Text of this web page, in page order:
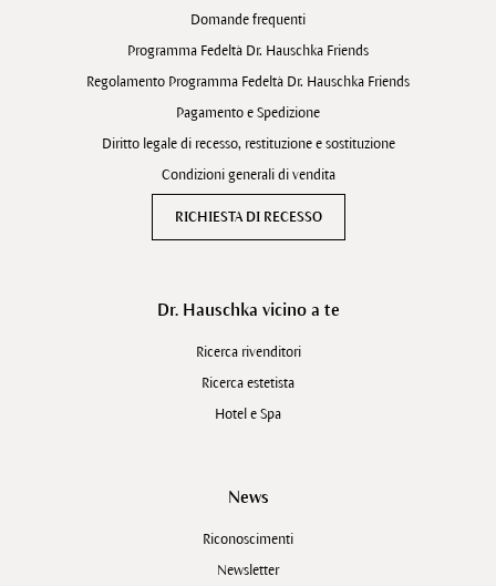
Domande frequenti
Programma Fedeltà Dr. Hauschka Friends
Regolamento Programma Fedeltà Dr. Hauschka Friends
Pagamento e Spedizione
Diritto legale di recesso, restituzione e sostituzione
Condizioni generali di vendita
RICHIESTA DI RECESSO
Dr. Hauschka vicino a te
Ricerca rivenditori
Ricerca estetista
Hotel e Spa
News
Riconoscimenti
Newsletter